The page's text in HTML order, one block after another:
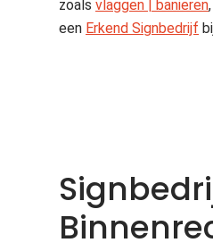
zoals vlaggen | banieren,
een Erkend Signbedrijf